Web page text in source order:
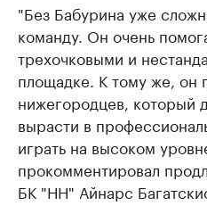
"Без Бабурина уже
команду. Он очень
трехочковыми и
площадке. К тому же, он
нижегородцев, который
вырасти в
играть на высоком
прокомментировал
БК "НН" Айнарс